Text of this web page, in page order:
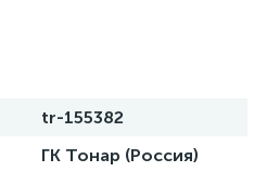
tr-155382
ГК Тонар (Россия)